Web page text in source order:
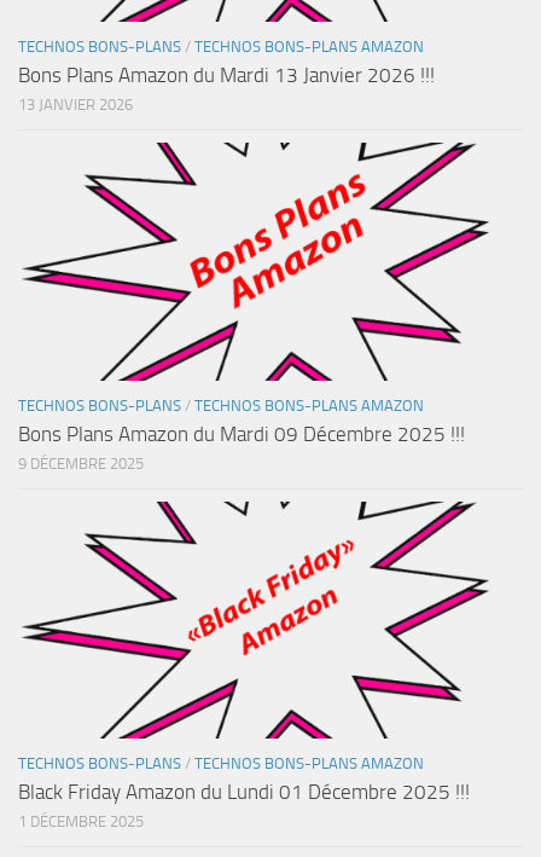
TECHNOS BONS-PLANS / TECHNOS BONS-PLANS AMAZON
Bons Plans Amazon du Mardi 13 Janvier 2026 !!!
13 JANVIER 2026
TECHNOS BONS-PLANS / TECHNOS BONS-PLANS AMAZON
Bons Plans Amazon du Mardi 09 Décembre 2025 !!!
9 DÉCEMBRE 2025
TECHNOS BONS-PLANS / TECHNOS BONS-PLANS AMAZON
Black Friday Amazon du Lundi 01 Décembre 2025 !!!
1 DÉCEMBRE 2025